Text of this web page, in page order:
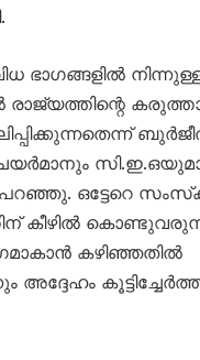
ഭാഗങ്ങളില്‍
രാജ്യത്തിന്റെ
ഒട്ടേറെ
കീഴില്‍
കഴിഞ്ഞതില്‍
അദ്ദേഹം